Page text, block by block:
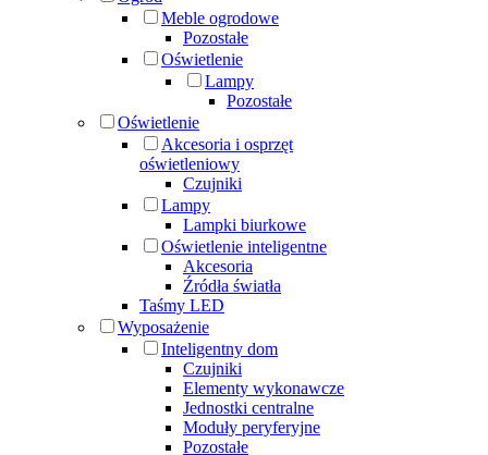
Meble ogrodowe
Pozostałe
Oświetlenie
Lampy
Pozostałe
Oświetlenie
Akcesoria i osprzęt
oświetleniowy
Czujniki
Lampy
Lampki biurkowe
Oświetlenie inteligentne
Akcesoria
Źródła światła
Taśmy LED
Wyposażenie
Inteligentny dom
Czujniki
Elementy wykonawcze
Jednostki centralne
Moduły peryferyjne
Pozostałe